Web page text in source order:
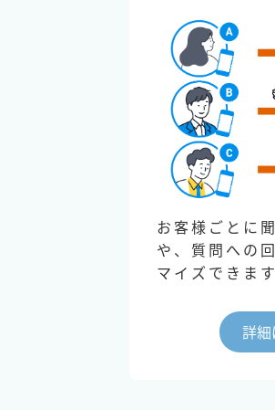
お客様ごとに
や、質問への
マイズできます
詳細